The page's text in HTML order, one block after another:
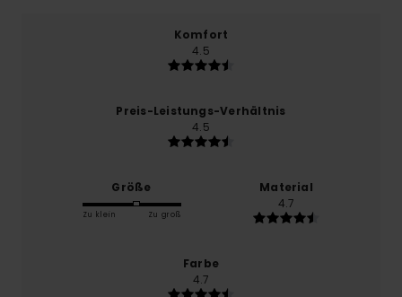
Komfort
4.5
Preis-Leistungs-Verhältnis
4.5
Größe
Zu klein Zu groß
Material
4.7
Farbe
4.7